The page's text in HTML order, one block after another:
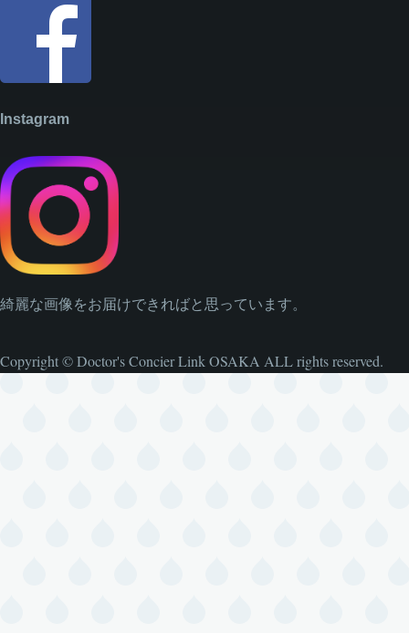
Instagram
綺麗な画像をお届けできればと思っています。
Copyright © Doctor's Concier Link OSAKA ALL rights reserved.